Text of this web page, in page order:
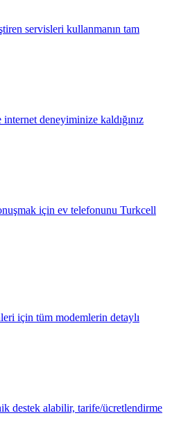
servisleri kullanmanın tam
deneyiminize kaldığınız
için ev telefonunu Turkcell
için tüm modemlerin detaylı
destek alabilir, tarife/ücretlendirme